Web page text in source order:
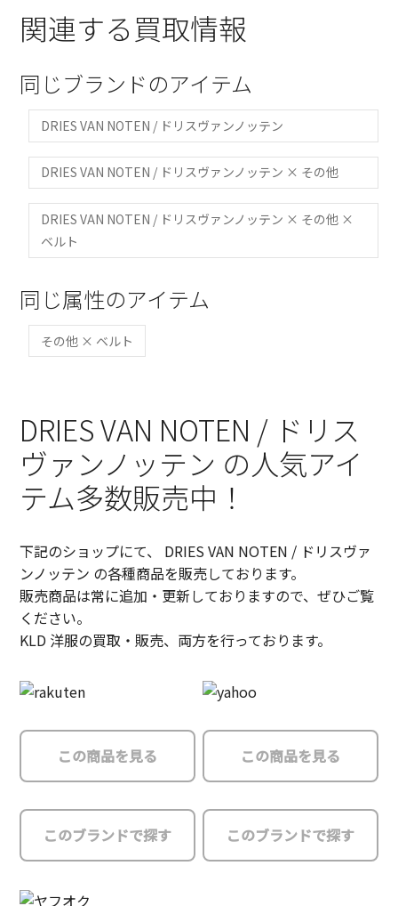
関連する買取情報
同じブランドのアイテム
DRIES VAN NOTEN / ドリスヴァンノッテン
DRIES VAN NOTEN / ドリスヴァンノッテン × その他
DRIES VAN NOTEN / ドリスヴァンノッテン × その他 ×
ベルト
同じ属性のアイテム
その他 × ベルト
DRIES VAN NOTEN / ドリス
ヴァンノッテン の人気アイ
テム多数販売中！
下記のショップにて、 DRIES VAN NOTEN / ドリスヴァ
ンノッテン の各種商品を販売しております。
販売商品は常に追加・更新しておりますので、ぜひご覧
ください。
KLD 洋服の買取・販売、両方を行っております。
この商品を見る
このブランドで探す
この商品を見る
このブランドで探す